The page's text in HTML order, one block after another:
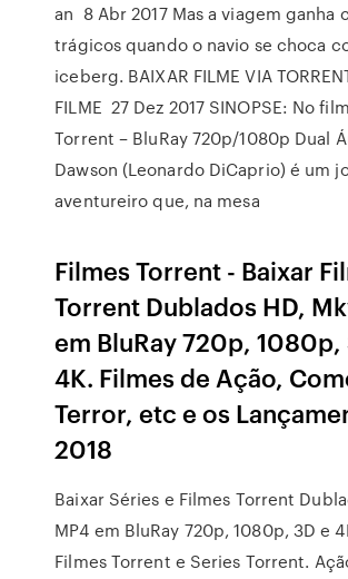
an 8 Abr 2017 Mas a viagem ganha
trágicos quando o navio se choca
iceberg. BAIXAR FILME VIA
FILME 27 Dez 2017 SINOPSE: No
Torrent – BluRay 720p/1080p Dual
Dawson (Leonardo DiCaprio) é um
aventureiro que, na mesa
Filmes Torrent - Baixar
Torrent Dublados HD,
em BluRay 720p, 1080p,
4K. Filmes de Ação,
Terror, etc e os
2018
Baixar Séries e Filmes Torrent
MP4 em BluRay 720p, 1080p, 3D e
Filmes Torrent e Series Torrent.